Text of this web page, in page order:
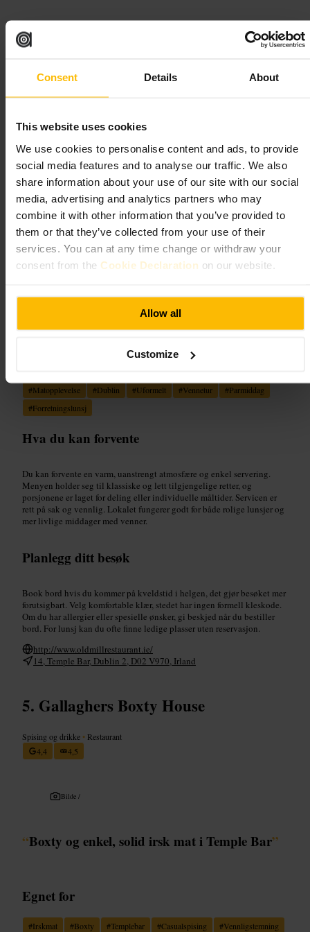
Consent Details About
This website uses cookies
We use cookies to personalise content and ads, to provide
social media features and to analyse our traffic. We also
share information about your use of our site with our social
media, advertising and analytics partners who may
combine it with other information that you’ve provided to
them or that they’ve collected from your use of their
services. You can at any time change or withdraw your
consent from the Cookie Declaration on our website.
Allow all
Customize
Planlegg ditt besøk
besøket med en spasertur i Temple Bar og andre barer i området. For
Old Mill Restaurant
Spising og drikking•Restaurant
4,5
Bilde /
”
#Matopplevelse #Dublin #Uformelt #Vennetur #Parmiddag
#Forretningslunsj
Hva du kan forvente
Du kan forvente en varm, uanstrengt atmosfære og enkel servering.
Menyen holder seg til klassiske og lett tilgjengelige retter, og
porsjonene er laget for deling eller individuelle måltider. Servicen er
rett på sak og vennlig. Lokalet fungerer godt for både rolige lunsjer og
mer livlige middager med venner.
Planlegg ditt besøk
Book bord hvis du kommer på kveldstid i helgen, det gjør besøket mer
forutsigbart. Velg komfortable klær, stedet har ingen formell kleskode.
Om du har allergier eller spesielle ønsker, gi beskjed når du bestiller
bord. For lunsj kan du ofte finne ledige plasser uten reservasjon.
http://www.oldmillrestaurant.ie/
14, Temple Bar, Dublin 2, D02 V970, Irland
Gallaghers Boxty House
Spising og drikke • Restaurant
4,4
4,5
Bilde /
“Boxty og enkel, solid irsk mat i Temple Bar”
Egnet for
#Irskmat #Boxty #Templebar #Casualspising #Vennligstemning